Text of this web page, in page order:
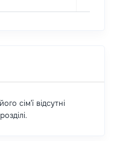
сім'ї відсутні